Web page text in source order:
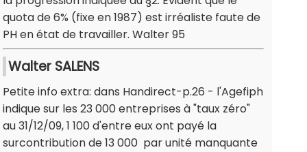
quota de 6% (fixe en 1987) est irréaliste faute de
PH en état de travailler. Walter 95
Walter SALENS
Petite info extra: dans Handirect-p.26 - l'Agefiph
indique sur les 23 000 entreprises à "taux zéro"
au 31/12/09, 1 100 d'entre eux ont payé la
surcontribution de 13 000  par unité manquante